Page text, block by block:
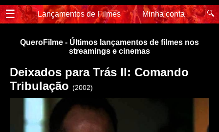
☰ Lançamentos de Filmes Minha conta 🔍
QueroFilme - Últimos lançamentos de filmes nos
streamings e cinemas
Deixados para Trás II: Comando
Tribulação (2002)